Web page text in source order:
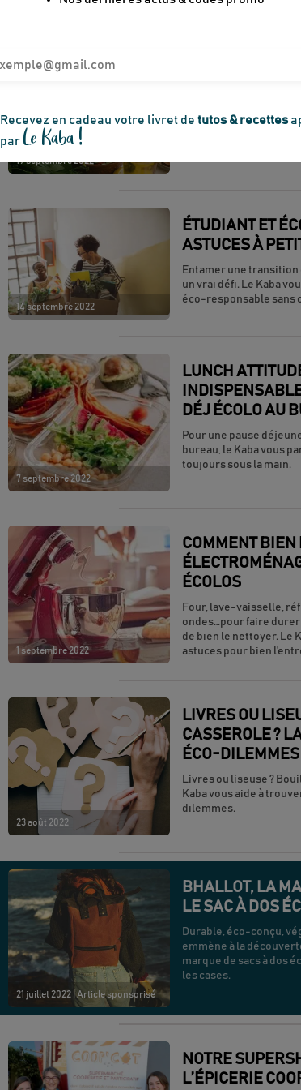
Recevez en cadeau votre livret de tutos & recettes
par Le Kaba !
19 septembre 2022
UNE SEMAINE
plat fait maison, c’est
idées de menus faciles,
14 septembre 2022
ÉTUDIANT ET
ASTUCES À
Entamer une transition
un vrai défi. Le Kaba
éco-responsable sans
7 septembre 2022
LUNCH
DÉJ ÉCOLO AU
Pour une pause
bureau, le Kaba vous
toujours sous la main.
1 septembre 2022
COMMENT BIEN
ÉCOLOS
Four, lave-vaisselle,
ondes…pour faire durer
de bien le nettoyer. Le
astuces pour bien
23 août 2022
LIVRES OU
CASSEROLE ?
ÉCO-DILEMMES
Livres ou liseuse ?
Kaba vous aide à
dilemmes.
21 juillet 2022 | Article sponsorisé
BHALLOT, LA
LE SAC À DOS
Durable, éco-conçu,
emmène à la
marque de sacs à dos
les cases.
NOTRE
L’ÉPICERIE